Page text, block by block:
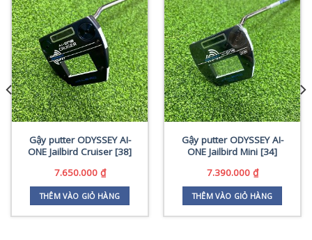
Gậy putter ODYSSEY AI-
ONE Jailbird Cruiser [38]
7.650.000 ₫
THÊM VÀO GIỎ HÀNG
Gậy putter ODYSSEY AI-
ONE Jailbird Mini [34]
7.390.000 ₫
THÊM VÀO GIỎ HÀNG